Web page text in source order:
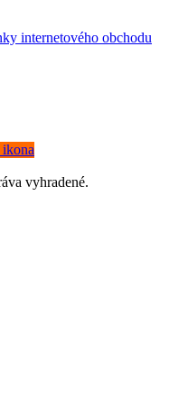
internetového obchodu
vyhradené.